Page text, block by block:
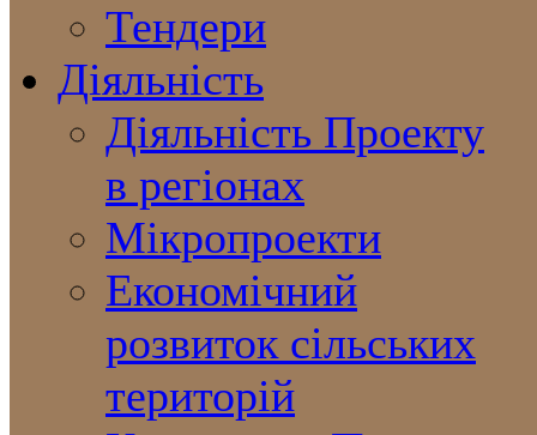
Тендери
Діяльність
Діяльність Проекту
в регіонах
Мікропроекти
Економічний
розвиток сільських
територій